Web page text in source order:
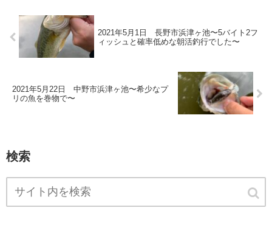
2021年5月1日 長野市浜津ヶ池〜5バイト2フ
ィッシュと確率低めな朝活釣行でした〜
2021年5月22日 中野市浜津ヶ池〜希少なプ
リの魚を巻物で〜
検索